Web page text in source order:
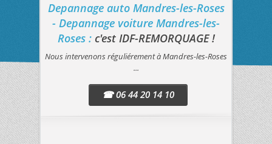
Depannage auto Mandres-les-Roses
- Depannage voiture Mandres-les-
Roses : c'est IDF-REMORQUAGE !
Nous intervenons réguliérement à Mandres-les-Roses
...
☎ 06 44 20 14 10